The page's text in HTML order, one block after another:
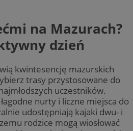
na Mazurach?
dzień
kwintesencję mazurskich
trasy przystosowane do
uczestników.
nurty i liczne miejsca do
udostępniają kajaki dwu- i
rodzice mogą wiosłować